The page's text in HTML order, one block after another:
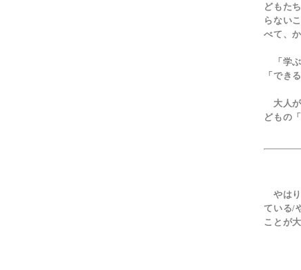
どもた
らない
べて、
「学ぶ
「でき
大人が
どもの
やはり
ている/
ことが